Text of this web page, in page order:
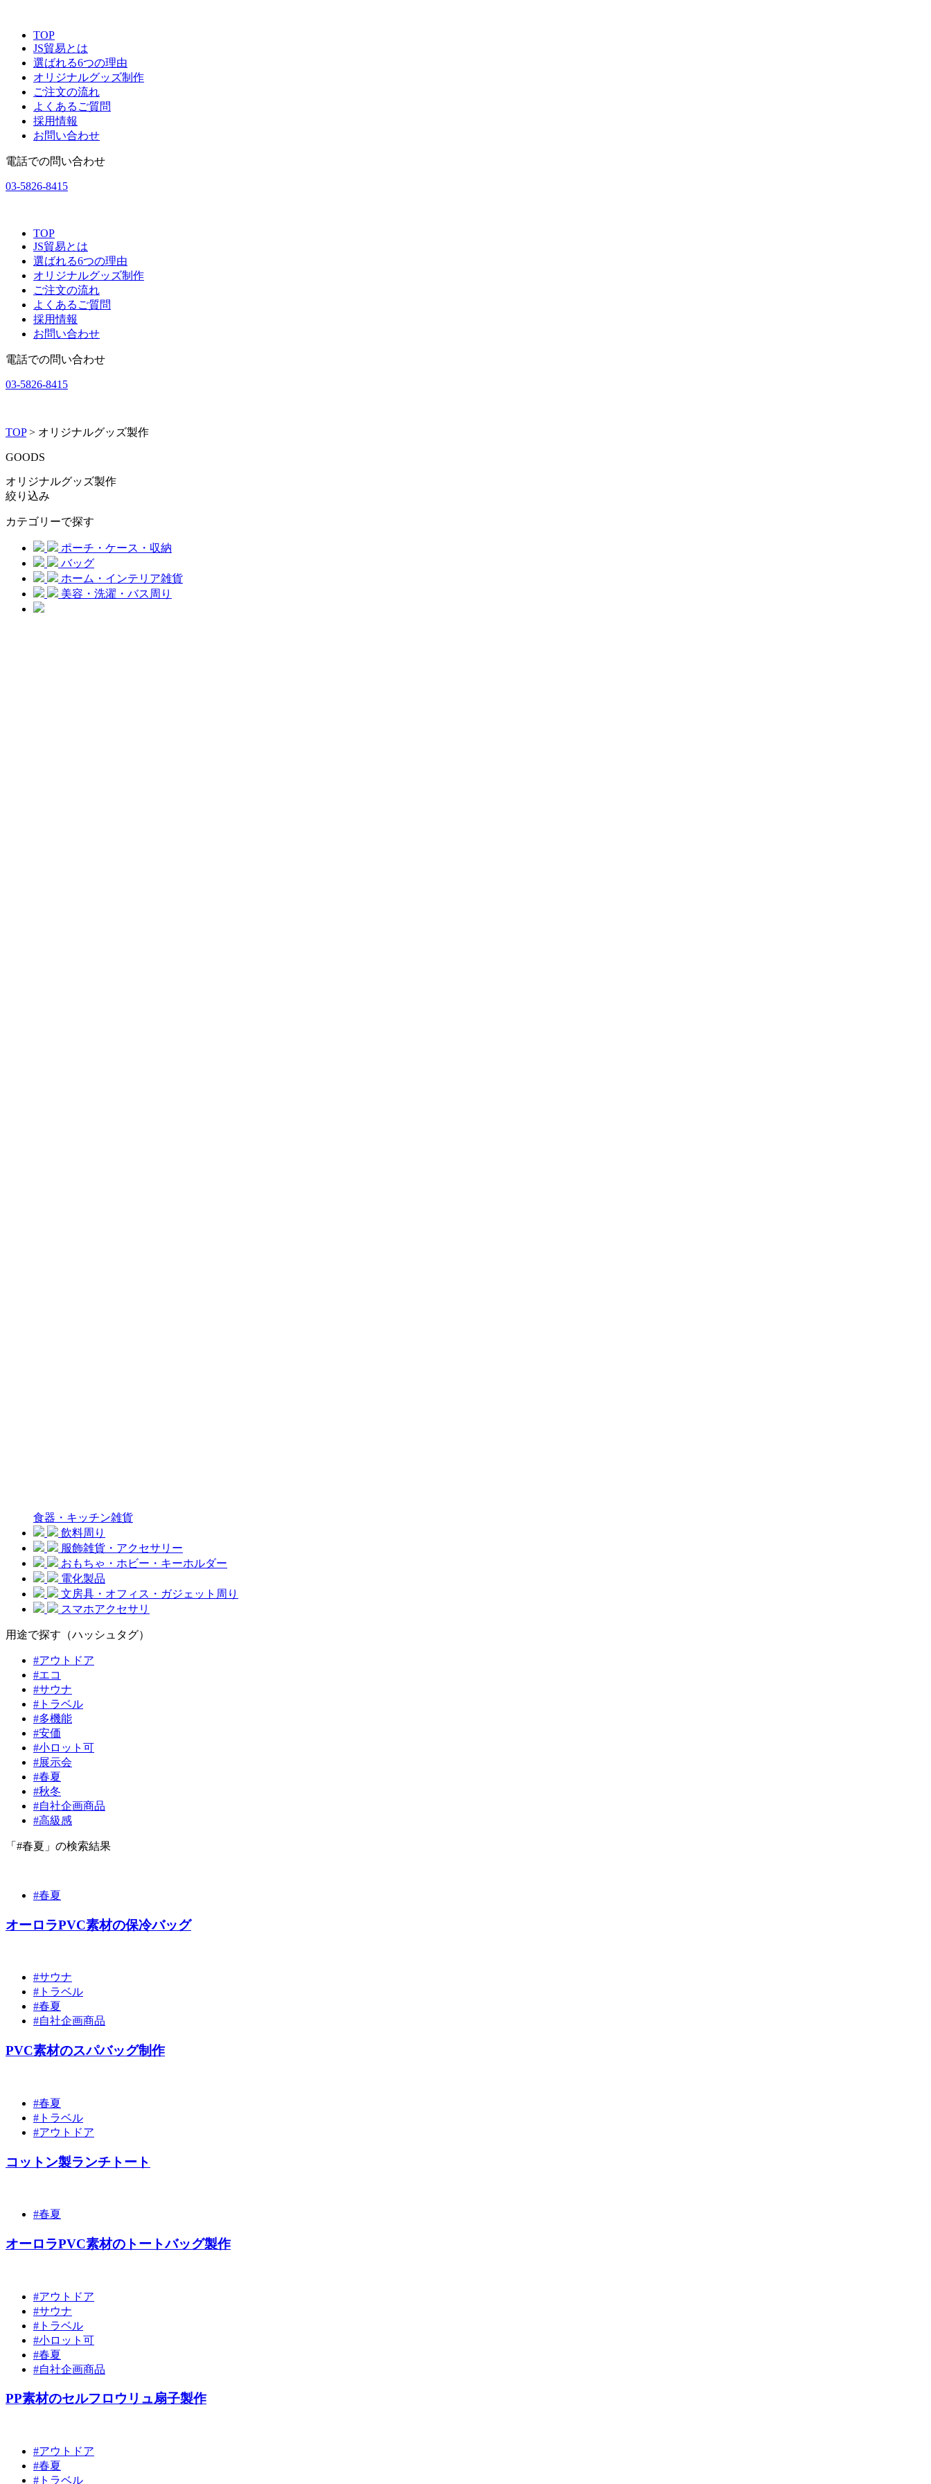
TOP
JS貿易とは
選ばれる6つの理由
オリジナルグッズ制作
ご注文の流れ
よくあるご質問
採用情報
お問い合わせ
電話での問い合わせ
03-5826-8415
TOP
JS貿易とは
選ばれる6つの理由
オリジナルグッズ制作
ご注文の流れ
よくあるご質問
採用情報
お問い合わせ
電話での問い合わせ
03-5826-8415
TOP> オリジナルグッズ製作
GOODS
オリジナルグッズ製作
絞り込み
カテゴリーで探す
ポーチ・ケース・収納
バッグ
ホーム・インテリア雑貨
美容・洗濯・バス周り
食器・キッチン雑貨
飲料周り
服飾雑貨・アクセサリー
おもちゃ・ホビー・キーホルダー
電化製品
文房具・オフィス・ガジェット周り
スマホアクセサリ
用途で探す（ハッシュタグ）
#アウトドア
#エコ
#サウナ
#トラベル
#多機能
#安価
#小ロット可
#展示会
#春夏
#秋冬
#自社企画商品
#高級感
「#春夏」の検索結果
#春夏
オーロラPVC素材の保冷バッグ
#サウナ
#トラベル
#春夏
#自社企画商品
PVC素材のスパバッグ制作
#春夏
#トラベル
#アウトドア
コットン製ランチトート
#春夏
オーロラPVC素材のトートバッグ製作
#アウトドア
#サウナ
#トラベル
#小ロット可
#春夏
#自社企画商品
PP素材のセルフロウリュ扇子製作
#アウトドア
#春夏
#トラベル